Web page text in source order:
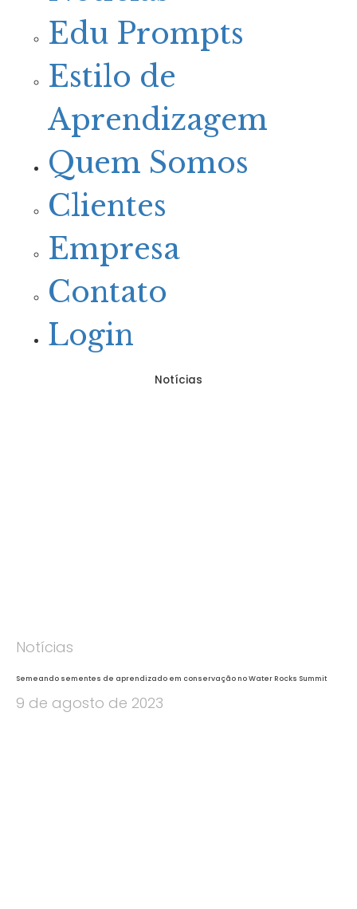
Edu Prompts
Estilo de
Aprendizagem
Quem Somos
Clientes
Empresa
Contato
Login
Notícias
Notícias
Semeando sementes de aprendizado em conservação no Water Rocks Summit
9 de agosto de 2023